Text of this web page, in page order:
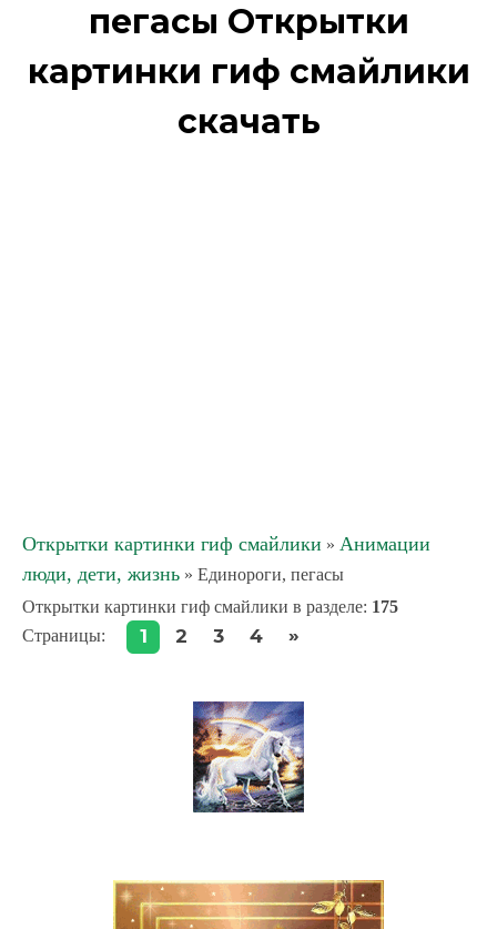
пегасы Открытки
картинки гиф смайлики
скачать
Открытки картинки гиф смайлики » Анимации
люди, дети, жизнь » Единороги, пегасы
Открытки картинки гиф смайлики в разделе: 175
Страницы: 1 2 3 4 »